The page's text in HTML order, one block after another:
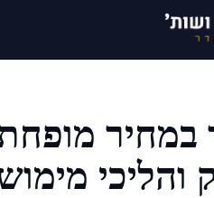
במחיר
והליכי